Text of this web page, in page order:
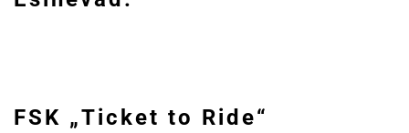
FSK „Ticket to Ride“